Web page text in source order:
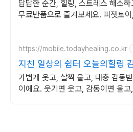
답답한 순간, 힐링, 스트레스 해소
무료반품으로 즐겨보세요. 피젯토이
https://mobile.todayhealing.co.kr
지친 일상의 쉼터 오늘의힐링
링타임
가볍게 웃고, 살짝 울고, 대충 감동
이에요. 웃기면 웃고, 감동이면 울